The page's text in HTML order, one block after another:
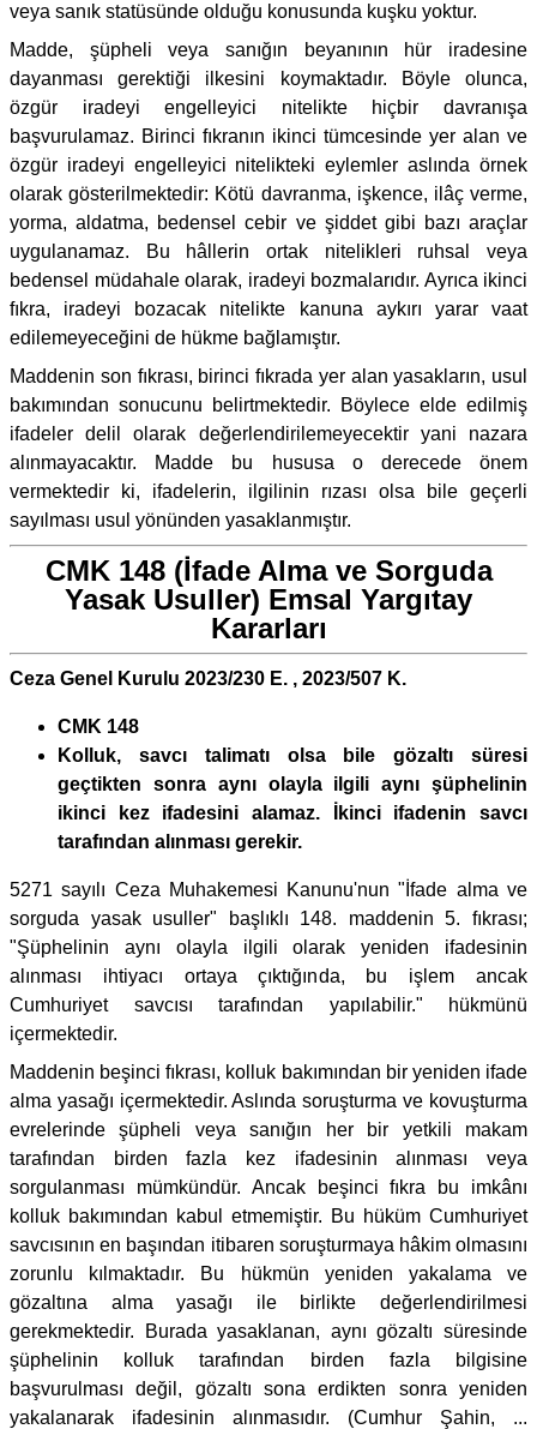
veya sanık statüsünde olduğu konusunda kuşku yoktur.
Madde, şüpheli veya sanığın beyanının hür iradesine
dayanması gerektiği ilkesini koymaktadır. Böyle olunca,
özgür iradeyi engelleyici nitelikte hiçbir davranışa
başvurulamaz. Birinci fıkranın ikinci tümcesinde yer alan ve
özgür iradeyi engelleyici nitelikteki eylemler aslında örnek
olarak gösterilmektedir: Kötü davranma, işkence, ilâç verme,
yorma, aldatma, bedensel cebir ve şiddet gibi bazı araçlar
uygulanamaz. Bu hâllerin ortak nitelikleri ruhsal veya
bedensel müdahale olarak, iradeyi bozmalarıdır. Ayrıca ikinci
fıkra, iradeyi bozacak nitelikte kanuna aykırı yarar vaat
edilemeyeceğini de hükme bağlamıştır.
Maddenin son fıkrası, birinci fıkrada yer alan yasakların, usul
bakımından sonucunu belirtmektedir. Böylece elde edilmiş
ifadeler delil olarak değerlendirilemeyecektir yani nazara
alınmayacaktır. Madde bu hususa o derecede önem
vermektedir ki, ifadelerin, ilgilinin rızası olsa bile geçerli
sayılması usul yönünden yasaklanmıştır.
CMK 148 (İfade Alma ve Sorguda
Yasak Usuller) Emsal Yargıtay
Kararları
Ceza Genel Kurulu 2023/230 E. , 2023/507 K.
CMK 148
Kolluk, savcı talimatı olsa bile gözaltı süresi
geçtikten sonra aynı olayla ilgili aynı şüphelinin
ikinci kez ifadesini alamaz. İkinci ifadenin savcı
tarafından alınması gerekir.
5271 sayılı Ceza Muhakemesi Kanunu'nun "İfade alma ve
sorguda yasak usuller" başlıklı 148. maddenin 5. fıkrası;
"Şüphelinin aynı olayla ilgili olarak yeniden ifadesinin
alınması ihtiyacı ortaya çıktığında, bu işlem ancak
Cumhuriyet savcısı tarafından yapılabilir." hükmünü
içermektedir.
Maddenin beşinci fıkrası, kolluk bakımından bir yeniden ifade
alma yasağı içermektedir. Aslında soruşturma ve kovuşturma
evrelerinde şüpheli veya sanığın her bir yetkili makam
tarafından birden fazla kez ifadesinin alınması veya
sorgulanması mümkündür. Ancak beşinci fıkra bu imkânı
kolluk bakımından kabul etmemiştir. Bu hüküm Cumhuriyet
savcısının en başından itibaren soruşturmaya hâkim olmasını
zorunlu kılmaktadır. Bu hükmün yeniden yakalama ve
gözaltına alma yasağı ile birlikte değerlendirilmesi
gerekmektedir. Burada yasaklanan, aynı gözaltı süresinde
şüphelinin kolluk tarafından birden fazla bilgisine
başvurulması değil, gözaltı sona erdikten sonra yeniden
yakalanarak ifadesinin alınmasıdır. (Cumhur Şahin, ...